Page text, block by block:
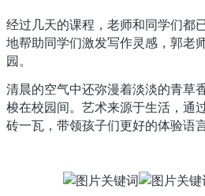
经过几天的课程，老师和同学们都
地帮助同学们激发写作灵感，郭老
园。
清晨的空气中还弥漫着淡淡的青草
梭在校园间。艺术来源于生活，通
砖一瓦，带领孩子们更好的体验语